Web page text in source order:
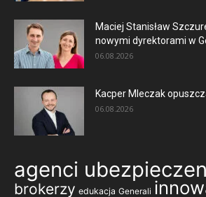
Maciej Stanisław
nowymi dyrektorami w
06.08.2026
Kacper Mleczak
06.08.2026
agenci
brokerzy edukacja Generali